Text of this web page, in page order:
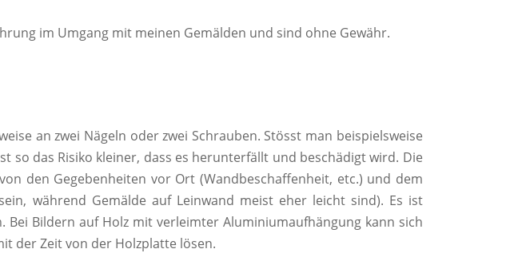
im Umgang mit meinen Gemälden und sind ohne Gewähr.
an zwei Nägeln oder zwei Schrauben. Stösst man beispielsweise
so das Risiko kleiner, dass es herunterfällt und beschädigt wird. Die
den Gegebenheiten vor Ort (Wandbeschaffenheit, etc.) und dem
während Gemälde auf Leinwand meist eher leicht sind). Es ist
Bildern auf Holz mit verleimter Aluminiumaufhängung kann sich
der Zeit von der Holzplatte lösen.